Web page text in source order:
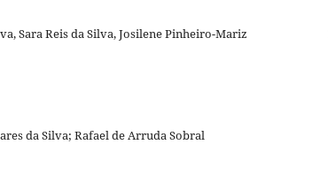
Sara Reis da Silva, Josilene Pinheiro-Mariz
da Silva; Rafael de Arruda Sobral